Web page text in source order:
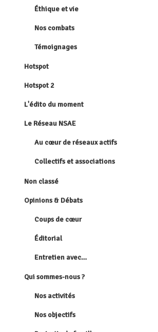
Éthique et vie
Nos combats
Témoignages
Hotspot
Hotspot 2
L'édito du moment
Le Réseau NSAE
Au cœur de réseaux actifs
Collectifs et associations
Non classé
Opinions & Débats
Coups de cœur
Éditorial
Entretien avec…
Qui sommes-nous ?
Nos activités
Nos objectifs